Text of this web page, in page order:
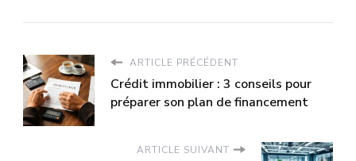
ARTICLE PRÉCÉDENT
Crédit immobilier : 3 conseils pour
préparer son plan de financement
ARTICLE SUIVANT